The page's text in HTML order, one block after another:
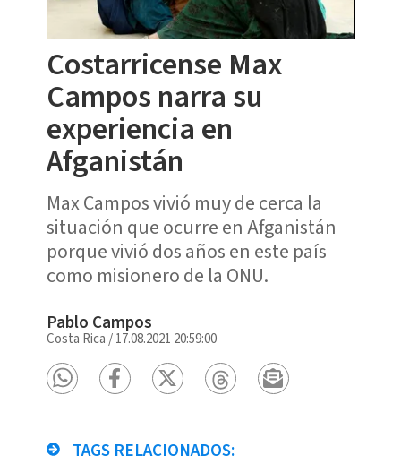
Costarricense Max
Campos narra su
experiencia en
Afganistán
Max Campos vivió muy de cerca la
situación que ocurre en Afganistán
porque vivió dos años en este país
como misionero de la ONU.
Pablo Campos
Costa Rica /17.08.2021 20:59:00
TAGS RELACIONADOS: